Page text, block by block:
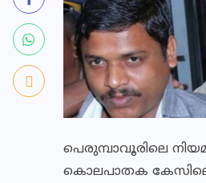
പെരുമ്പാവൂരിലെ നിയമ
കൊലപാതക